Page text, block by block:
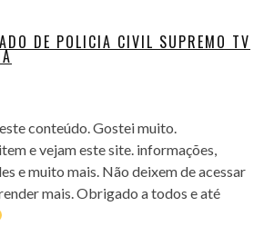
DE POLICIA CIVIL SUPREMO TV
conteúdo. Gostei muito.
e vejam este site. informações,
e muito mais. Não deixem de acessar
mais. Obrigado a todos e até